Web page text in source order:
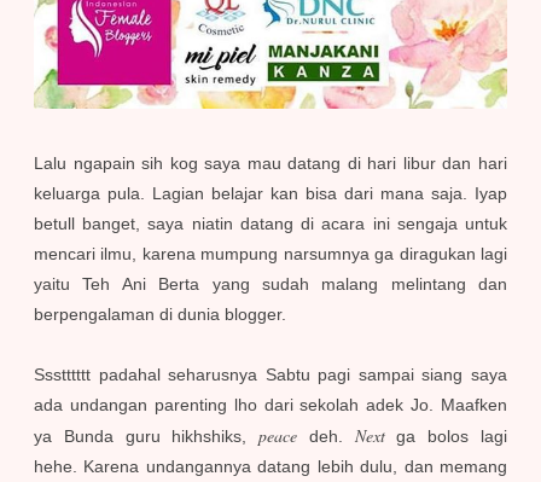
Lalu ngapain sih kog saya mau datang di hari libur dan hari
keluarga pula. Lagian belajar kan bisa dari mana saja. Iyap
betull banget, saya niatin datang di acara ini sengaja untuk
mencari ilmu, karena mumpung narsumnya ga diragukan lagi
yaitu Teh Ani Berta yang sudah malang melintang dan
berpengalaman di dunia blogger.
Ssstttttt padahal seharusnya Sabtu pagi sampai siang saya
ada undangan parenting lho dari sekolah adek Jo. Maafken
ya Bunda guru hikhshiks,peace deh. Nextga bolos lagi
hehe. Karena undangannya datang lebih dulu, dan memang